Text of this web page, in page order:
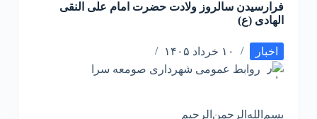
فرارسیدن سالروز ولادت حضرت امام علی النقی
الهادی (ع)
اخبار
۱۰ خرداد ۱۴۰۵
روابط عمومی شهرداری صومعه سرا
بسم‌الله‌الرحمن‌الرحیم